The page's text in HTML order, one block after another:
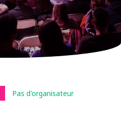
Pas d'organisateur